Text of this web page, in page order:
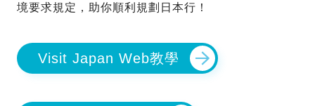
境要求規定，助你順利規劃日本行！
Visit Japan Web教學